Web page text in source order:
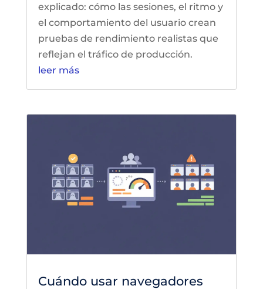
explicado: cómo las sesiones, el ritmo y
el comportamiento del usuario crean
pruebas de rendimiento realistas que
reflejan el tráfico de producción.
leer más
Cuándo usar navegadores